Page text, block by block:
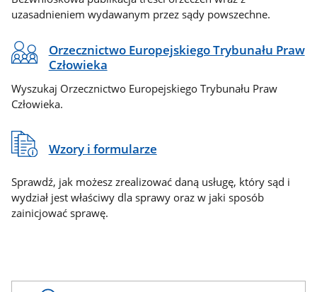
uzasadnieniem wydawanym przez sądy powszechne.
Orzecznictwo Europejskiego Trybunału Praw
Człowieka
Wyszukaj Orzecznictwo Europejskiego Trybunału Praw
Człowieka.
Wzory i formularze
Sprawdź, jak możesz zrealizować daną usługę, który sąd i
wydział jest właściwy dla sprawy oraz w jaki sposób
zainicjować sprawę.